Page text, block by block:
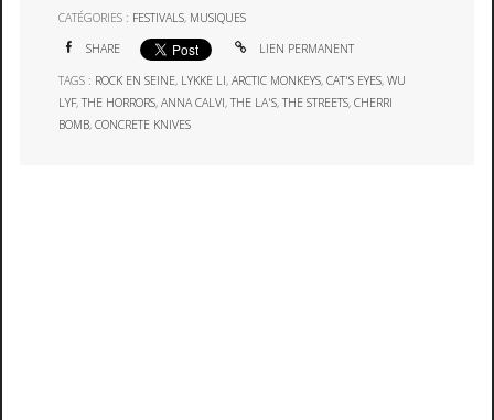
CATÉGORIES : FESTIVALS, MUSIQUES
SHARE LIEN PERMANENT
TAGS : ROCK EN SEINE, LYKKE LI,ARCTIC MONKEYS,CAT'S EYES,WU
LYF,THE HORRORS,ANNA CALVI,THE LA'S,THE STREETS,CHERRI
BOMB,CONCRETE KNIVES